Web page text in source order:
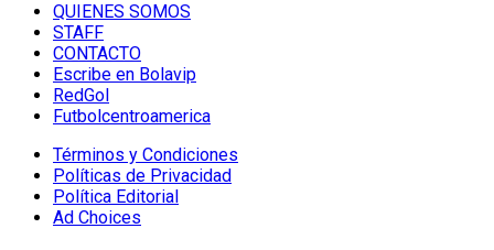
QUIENES SOMOS
STAFF
CONTACTO
Escribe en Bolavip
RedGol
Futbolcentroamerica
Términos y Condiciones
Políticas de Privacidad
Política Editorial
Ad Choices